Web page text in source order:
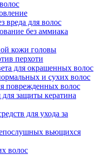
вреда для волос
без аммиака
кожи головы
перхоти
для окрашенных волос
и сухих волос
поврежденных волос
защиты кератина
для ухода за
вьющихся
волос